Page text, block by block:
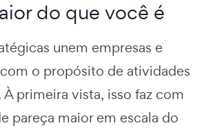
do que você é
unem empresas e
o propósito de atividades
primeira vista, isso faz com
pareça maior em escala do